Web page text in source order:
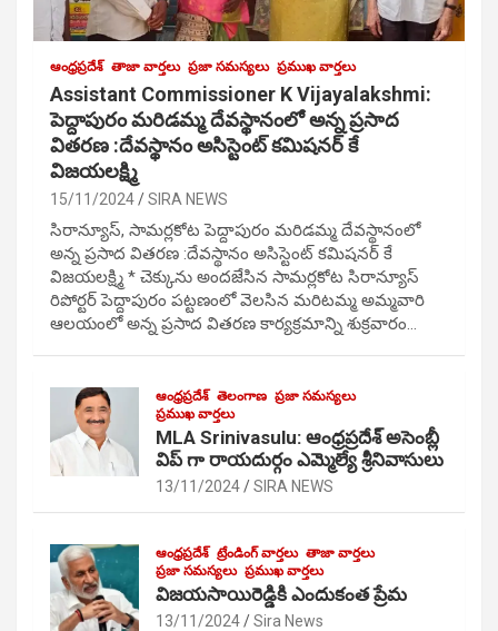
ఆంధ్రప్రదేశ్ తాజా వార్తలు ప్రజా సమస్యలు ప్రముఖ వార్తలు
Assistant Commissioner K Vijayalakshmi:
పెద్దాపురం మరిడమ్మ దేవస్థానంలో అన్న ప్రసాద
వితరణ :దేవస్థానం అసిస్టెంట్ కమిషనర్ కే
విజయలక్ష్మి
15/11/2024 SIRA NEWS
సిరాన్యూస్, సామర్లకోట పెద్దాపురం మరిడమ్మ దేవస్థానంలో
అన్న ప్రసాద వితరణ :దేవస్థానం అసిస్టెంట్ కమిషనర్ కే
విజయలక్ష్మి * చెక్కును అందజేసిన సామర్లకోట సిరాన్యూస్
రిపోర్టర్ పెద్దాపురం పట్టణంలో వెలసిన మరిటమ్మ అమ్మవారి
ఆలయంలో అన్న ప్రసాద వితరణ కార్యక్రమాన్ని శుక్రవారం…
ఆంధ్రప్రదేశ్ తెలంగాణ ప్రజా సమస్యలు
ప్రముఖ వార్తలు
MLA Srinivasulu: ఆంధ్రప్రదేశ్ అసెంబ్లీ
విప్ గా రాయదుర్గం ఎమ్మెల్యే శ్రీనివాసులు
13/11/2024 SIRA NEWS
ఆంధ్రప్రదేశ్ ట్రేండింగ్ వార్తలు తాజా వార్తలు
ప్రజా సమస్యలు ప్రముఖ వార్తలు
విజయసాయిరెడ్డికి ఎందుకంత ప్రేమ
13/11/2024 Sira News